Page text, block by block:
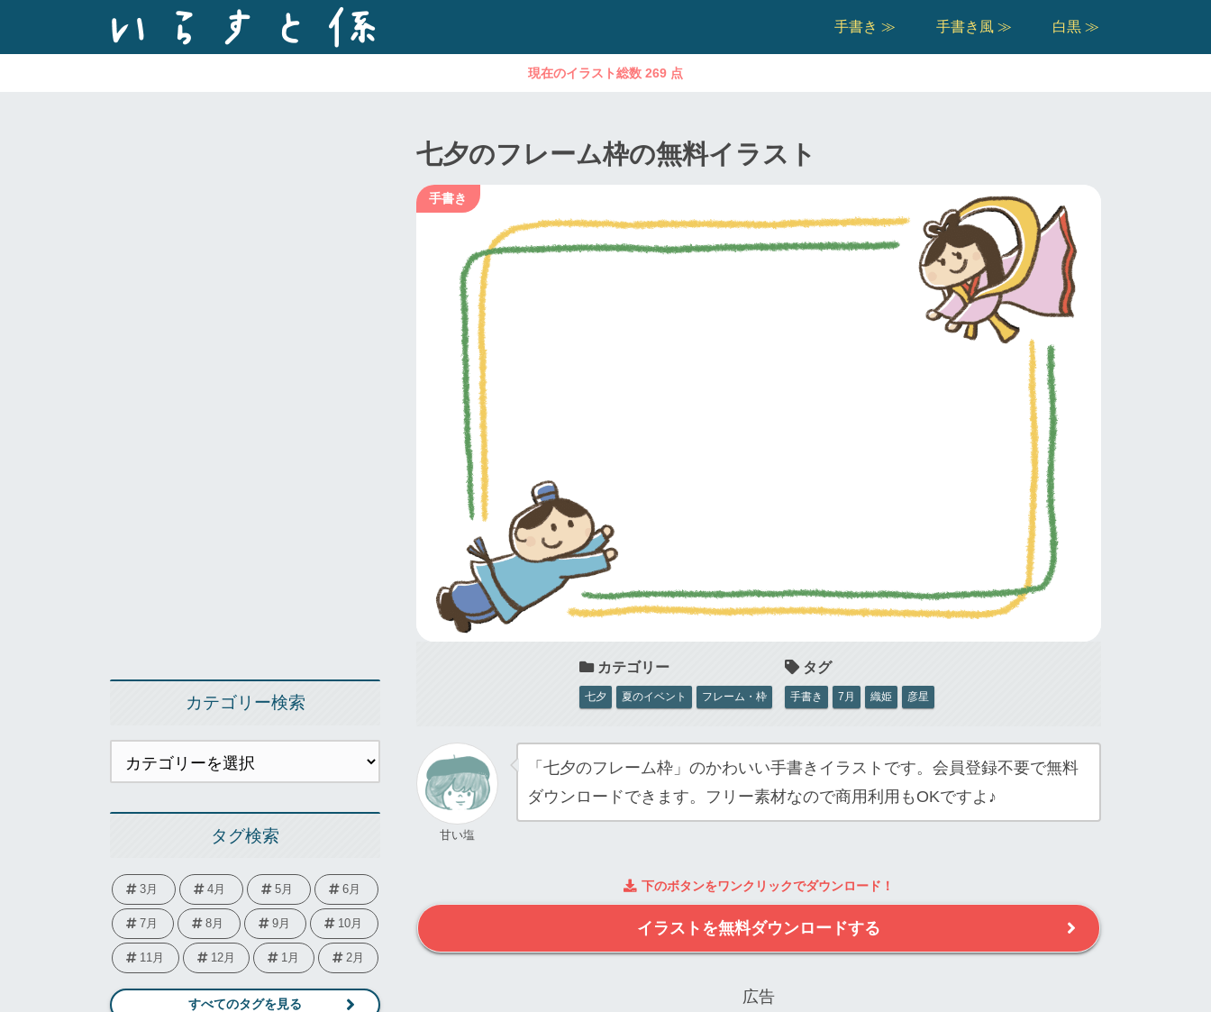
手書き ≫ 手書き風 ≫ 白黒 ≫
現在のイラスト総数 269 点
七夕のフレーム枠の無料イラスト
七夕 夏のイベント フレーム・枠 手書き 7月 織姫 彦星
甘い塩
「七夕のフレーム枠」のかわいい手書きイラストです。会員登録不要で無料
ダウンロードできます。フリー素材なので商用利用もOKですよ♪
下のボタンをワンクリックでダウンロード！
イラストを無料ダウンロードする
広告
カテゴリー検索
タグ検索
3月 4月 5月 6月
7月 8月 9月 10月
11月 12月 1月 2月
すべてのタグを見る